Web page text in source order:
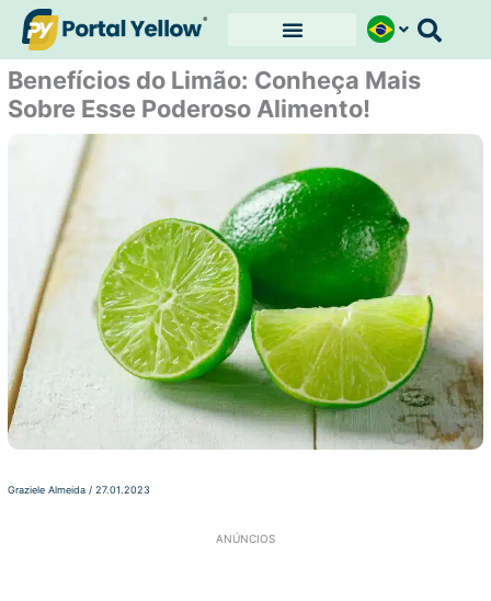
para
o
conteúdo
Benefícios do Limão: Conheça Mais
Sobre Esse Poderoso Alimento!
Graziele Almeida/27.01.2023
ANÚNCIOS